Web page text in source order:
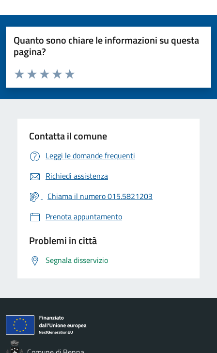
Quanto sono chiare le informazioni su questa
pagina?
Valuta da 1 a 5 stelle la pagina
Valuta 5 stelle su 5
Valuta 4 stelle su 5
Valuta 3 stelle su 5
Valuta 2 stelle su 5
Valuta 1 stelle su 5
Contatta il comune
Leggi le domande frequenti
Richiedi assistenza
Chiama il numero 015.5821203
Prenota appuntamento
Problemi in città
Segnala disservizio